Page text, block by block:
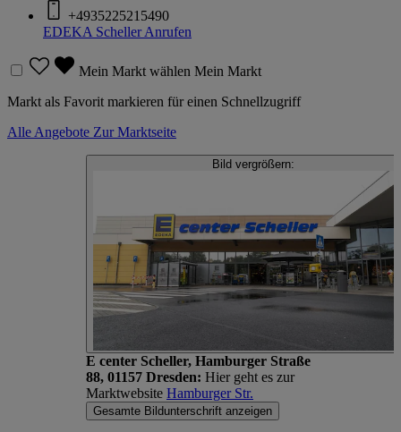
+4935225215490
EDEKA SchellerAnrufen
Mein Markt wählen Mein Markt
Markt als Favorit markieren für einen Schnellzugriff
Alle Angebote Zur Marktseite
Bild vergrößern:
E center Scheller, Hamburger Straße
88, 01157 Dresden: Hier geht es zur
Marktwebsite Hamburger Str.
Gesamte Bildunterschrift anzeigen